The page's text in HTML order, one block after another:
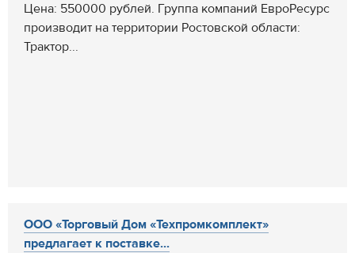
Цена: 550000 рублей. Группа компаний ЕвроРесурс
производит на территории Ростовской области:
Трактор...
ООО «Торговый Дом «Техпромкомплект»
предлагает к поставке...